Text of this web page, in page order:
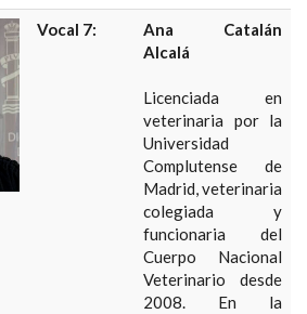
Vocal 7:
Ana Catalán
Alcalá
Licenciada en
veterinaria por la
Universidad
Complutense de
Madrid, veterinaria
colegiada y
funcionaria del
Cuerpo Nacional
Veterinario desde
2008. En la